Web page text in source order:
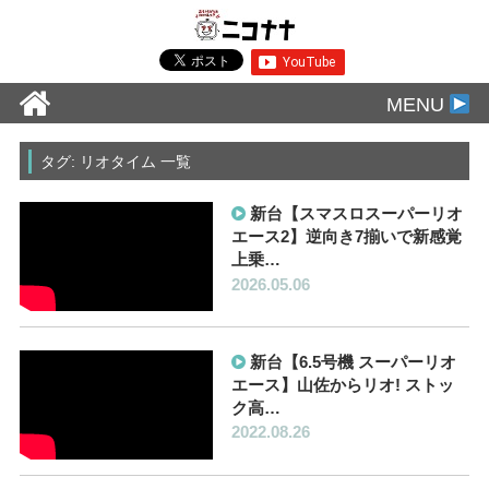
MENU
タグ: リオタイム 一覧
新台【スマスロスーパーリオ
エース2】逆向き7揃いで新感覚
上乗…
2026.05.06
新台【6.5号機 スーパーリオ
エース】山佐からリオ! ストッ
ク高…
2022.08.26